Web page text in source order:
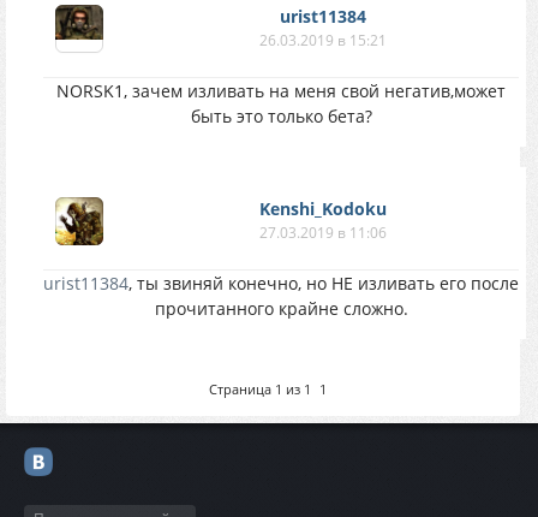
urist11384
26.03.2019 в 15:21
NORSK1, зачем изливать на меня свой негатив,может
быть это только бета?
Kenshi_Kodoku
27.03.2019 в 11:06
urist11384, ты звиняй конечно, но НЕ изливать его после
прочитанного крайне сложно.
Страница 1 из 1 1